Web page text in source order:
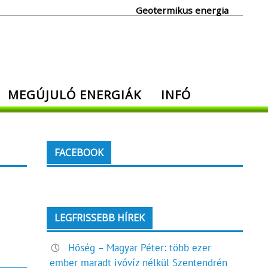
Geotermikus energia
MEGÚJULÓ ENERGIÁK INFÓ
FACEBOOK
LEGFRISSEBB HÍREK
Hőség – Magyar Péter: több ezer
ember maradt ivóvíz nélkül Szentendrén